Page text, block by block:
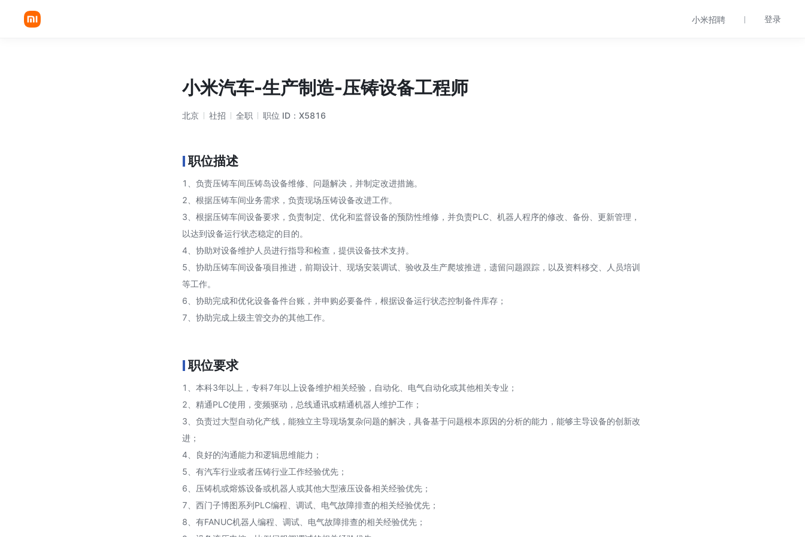
小米招聘 登录
小米汽车-生产制造-压铸设备工程师
北京 社招 全职 职位 ID： X5816
职位描述
1、负责压铸车间压铸岛设备维修、问题解决，并制定改进措施。
2、根据压铸车间业务需求，负责现场压铸设备改进工作。
3、根据压铸车间设备要求，负责制定、优化和监督设备的预防性维修，并负责PLC、机器人程序的修改、备份、更新管理，
以达到设备运行状态稳定的目的。
4、协助对设备维护人员进行指导和检查，提供设备技术支持。
5、协助压铸车间设备项目推进，前期设计、现场安装调试、验收及生产爬坡推进，遗留问题跟踪，以及资料移交、人员培训
等工作。
6、协助完成和优化设备备件台账，并申购必要备件，根据设备运行状态控制备件库存；
7、协助完成上级主管交办的其他工作。
职位要求
1、本科3年以上，专科7年以上设备维护相关经验，自动化、电气自动化或其他相关专业；
2、精通PLC使用，变频驱动，总线通讯或精通机器人维护工作；
3、负责过大型自动化产线，能独立主导现场复杂问题的解决，具备基于问题根本原因的分析的能力，能够主导设备的创新改
进；
4、良好的沟通能力和逻辑思维能力；
5、有汽车行业或者压铸行业工作经验优先；
6、压铸机或熔炼设备或机器人或其他大型液压设备相关经验优先；
7、西门子博图系列PLC编程、调试、电气故障排查的相关经验优先；
8、有FANUC机器人编程、调试、电气故障排查的相关经验优先；